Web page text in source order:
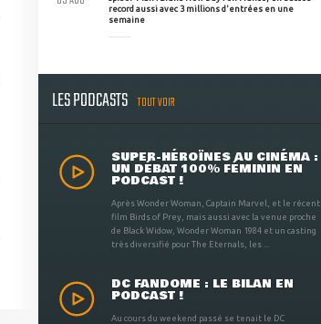
record aussi avec 3 millions d'entrées en une
semaine
LES PODCASTS TOUT VOIR
SUPER-HÉROÏNES AU CINÉMA :
UN DÉBAT 100% FÉMININ EN
PODCAST !
Après Wonder Woman, Captain Marvel, et le récent
film Birds of Prey, mais aussi avec la venue proche
de Black Widow, Wonder Woman 1984 et un casting
très diversifié pour The Eternals, les ...
DC FANDOME : LE BILAN EN
PODCAST !
Au cours du weekend passé se tenait le DC